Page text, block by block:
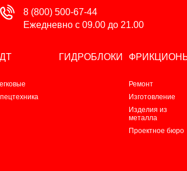
8 (800) 500-67-44
Ежедневно с 09.00 до 21.00
ГИДРОБЛОКИ
Ремонт
Изготовление
Изделия из
металла
Проектное бюро